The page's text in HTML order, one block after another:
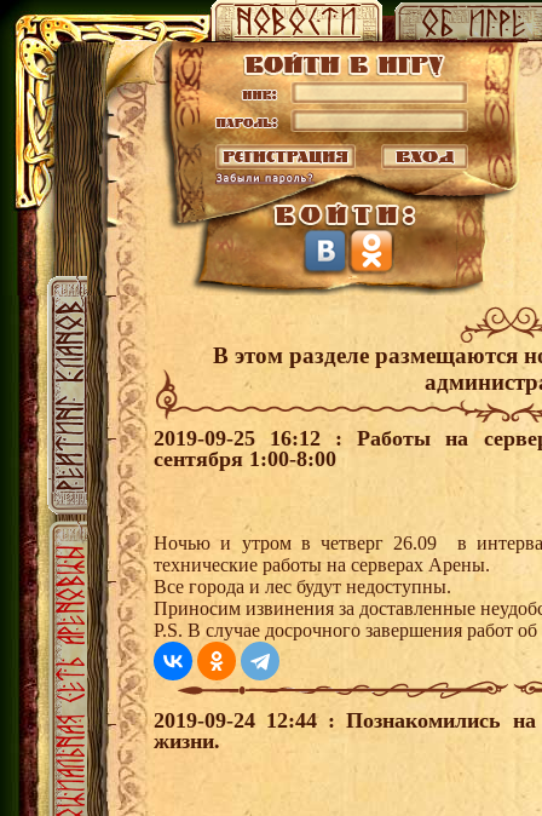
В этом разделе размещаются
2019-09-25 16:12 : Работы на
сентября 1:00-8:00
Ночью и утром в четверг 26.09 в
технические работы на серверах Арены.
Все города и лес будут недоступны.
Приносим извинения за доставленные
P.S. В случае досрочного завершения работ
2019-09-24 12:44 : Познакомились
жизни.